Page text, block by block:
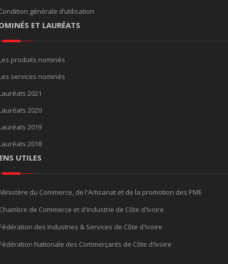
générale d’utilisation
ET LAURÉATS
produits nominés
services nominés
2021
2020
2019
2018
UTILES
du Commerce, de l'Artisanat et de la promotion des PME
de Commerce et d'Industrie de Côte d'Ivoire
des Industries & Services de Côte d'Ivoire
Nationale des Commerçants de Côte d'Ivoire